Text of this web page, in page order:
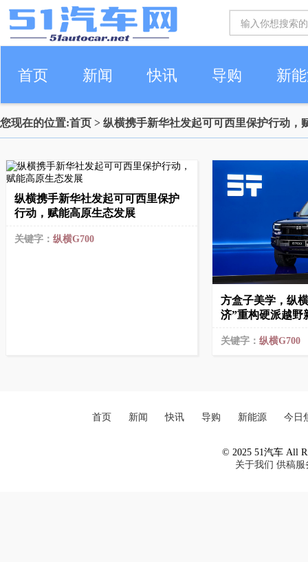
首页 新闻 快讯 导购 新
车生活
您现在的位置:首页 > 纵横携手新华社发起可可西里保护行动，
纵横携手新华社发起可可西里保护
行动，赋能高原生态发展
关键字： 纵横G700
方盒子美学，纵
济”重构硬派越野
关键字： 纵横G700
首页 新闻 快讯 导购 新能源 今日
© 2025 51汽车 All
关于我们 供稿服